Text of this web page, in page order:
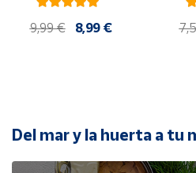
Bono
Cultural
de Correos
Market
9,99 € 8,99 €
Del mar y la huerta a tu